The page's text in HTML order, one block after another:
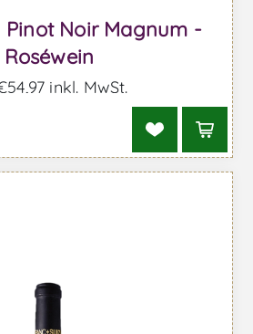
Noir Magnum -
Roséwein
inkl. MwSt.